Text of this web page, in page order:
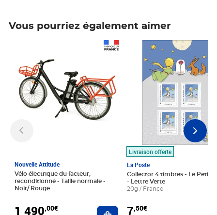
Vous pourriez également aimer
Nouvelle Attitude
Vélo électrique du facteur,
reconditionné - Taille normale -
Noir/ Rouge
1 490,00€ Ajouter au panier
Livraison offerte
La Poste
Collector 4 timbres - Le Petit
- Lettre Verte
20g / France
7,50€
Prix 7,50€